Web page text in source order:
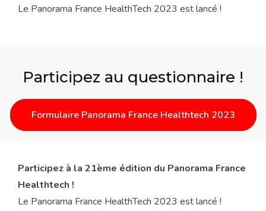
Le Panorama France HealthTech 2023 est lancé !
Participez au questionnaire !
Formulaire Panorama France Healthtech 2023
Participez à la 21ème édition du Panorama France
Healthtech !
Le Panorama France HealthTech 2023 est lancé !